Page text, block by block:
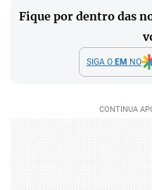
Fique por dentro das
SIGA O EM NO